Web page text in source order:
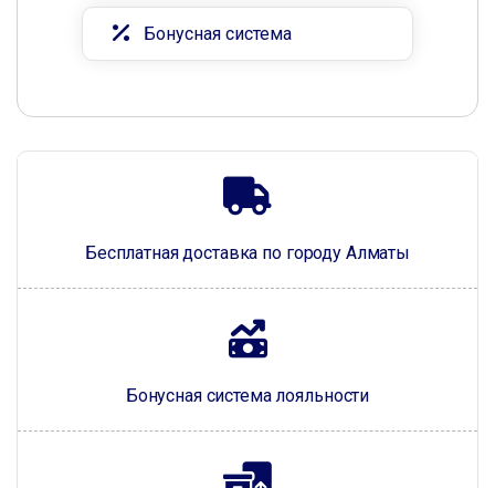
Бесплатная доставка по городу Алматы
Бонусная система лояльности
Бонусная система